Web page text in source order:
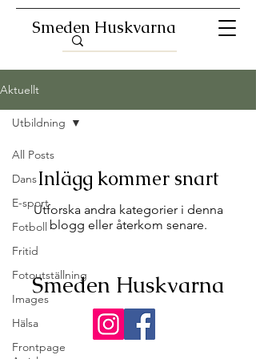
Smeden Huskvarna
Aktuellt
All Posts
Dans
E-sport
Fotboll
Fritid
Fotoutställning
Images
Hälsa
Frontpage
Utbildning
Inlägg kommer snart
Utforska andra kategorier i denna
blogg eller återkom senare.
Smeden Huskvarna